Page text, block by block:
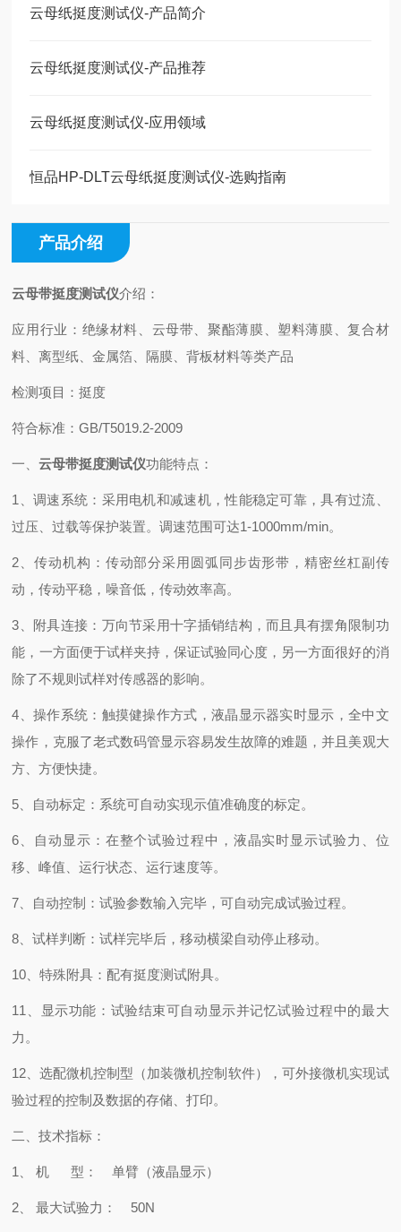
云母纸挺度测试仪-产品简介
云母纸挺度测试仪-产品推荐
云母纸挺度测试仪-应用领域
恒品HP-DLT云母纸挺度测试仪-选购指南
产品介绍
云母带挺度测试仪介绍：
应用行业：绝缘材料、云母带、聚酯薄膜、塑料薄膜、复合材
料、离型纸、金属箔、隔膜、背板材料等类产品
检测项目：挺度
符合标准：GB/T5019.2-2009
一、云母带挺度测试仪功能特点：
1、调速系统：采用电机和减速机，性能稳定可靠，具有过流、
过压、过载等保护装置。调速范围可达1-1000mm/min。
2、传动机构：传动部分采用圆弧同步齿形带，精密丝杠副传
动，传动平稳，噪音低，传动效率高。
3、附具连接：万向节采用十字插销结构，而且具有摆角限制功
能，一方面便于试样夹持，保证试验同心度，另一方面很好的消
除了不规则试样对传感器的影响。
4、操作系统：触摸健操作方式，液晶显示器实时显示，全中文
操作，克服了老式数码管显示容易发生故障的难题，并且美观大
方、方便快捷。
5、自动标定：系统可自动实现示值准确度的标定。
6、自动显示：在整个试验过程中，液晶实时显示试验力、位
移、峰值、运行状态、运行速度等。
7、自动控制：试验参数输入完毕，可自动完成试验过程。
8、试样判断：试样完毕后，移动横梁自动停止移动。
10、特殊附具：配有挺度测试附具。
11、显示功能：试验结束可自动显示并记忆试验过程中的最大
力 。
12、选配微机控制型（加装微机控制软件），可外接微机实现试
验过程的控制及数据的存储、打印。
二、技术指标：
1、 机 型： 单臂（液晶显示）
2、 最大试验力： 50N